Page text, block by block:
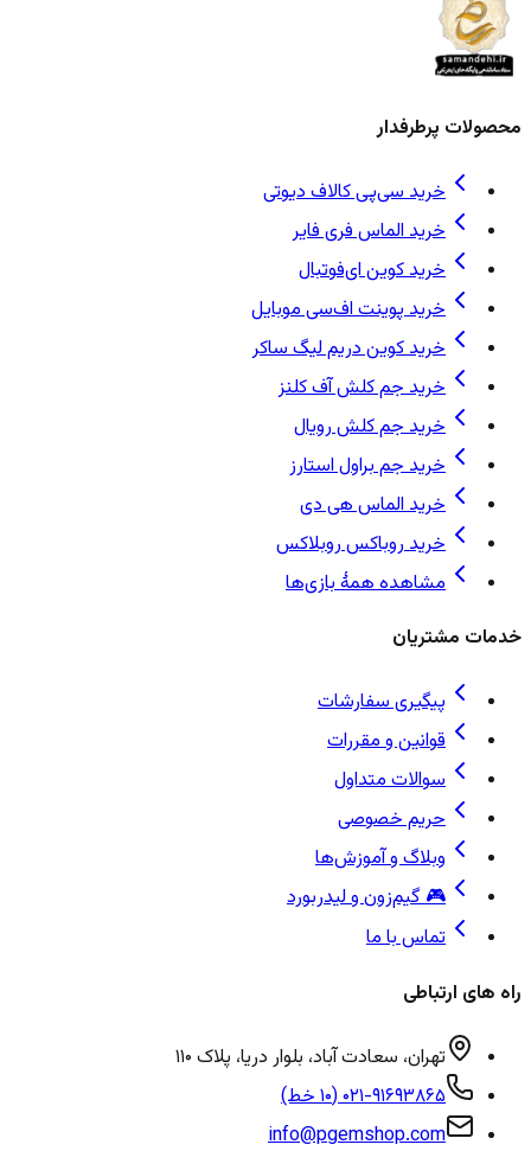
محصولات پرطرفدار
خرید سی‌پی کالاف دیوتی
خرید الماس فری فایر
خرید کوین ای‌فوتبال
خرید پوینت اف‌سی موبایل
خرید کوین دریم لیگ ساکر
خرید جم کلش آف کلنز
خرید جم کلش رویال
خرید جم براول استارز
خرید الماس هی دی
خرید روباکس روبلاکس
مشاهده همهٔ بازی‌ها
خدمات مشتریان
پیگیری سفارشات
قوانین و مقررات
سوالات متداول
حریم خصوصی
وبلاگ و آموزش‌ها
🎮 گیم‌زون و لیدربورد
تماس با ما
راه های ارتباطی
تهران، سعادت آباد، بلوار دریا، پلاک ۱۱۰
۰۲۱-۹۱۶۹۳۸۶۵ (۱۰ خط)
info@pgemshop.com